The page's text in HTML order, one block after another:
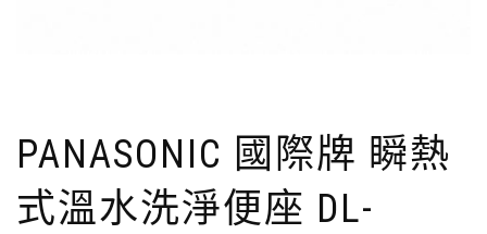
PANASONIC 國際牌 瞬熱
式溫水洗淨便座 DL-